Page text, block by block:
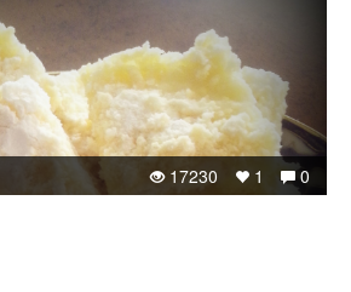
0
1
17230